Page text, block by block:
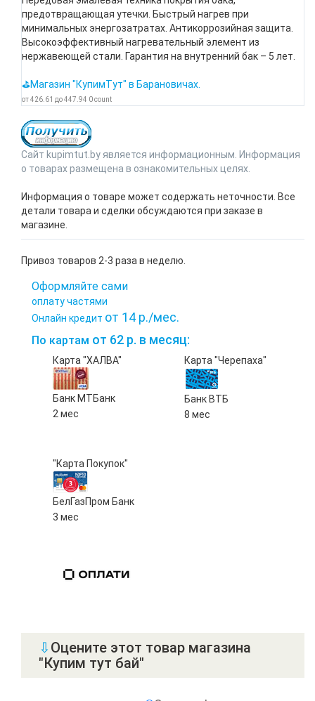
предотвращающая утечки. Быстрый нагрев при
минимальных энергозатратах. Антикоррозийная защита.
Высокоэффективный нагревательный элемент из
нержавеющей стали. Гарантия на внутренний бак – 5 лет.
⛳Магазин "КупимТут" в Барановичах.
от426.61 до447.94 0count
Сайт kupimtut.by является информационным. Информация
о товарах размещена в ознакомительных целях.
Информация о товаре может содержать неточности. Все
детали товара и сделки обсуждаются при заказе в
магазине.
Привоз товаров 2-3 раза в неделю.
Оформляйте сами
оплату частями
Онлайн кредит от 14 р./мес.
По картам от 62 р. в месяц:
Карта "ХАЛВА"
Банк МТБанк
2 мес
Карта "Черепаха"
Банк ВТБ
8 мес
"Карта Покупок"
БелГазПром Банк
3 мес
⇩ Оцените этот товар магазина
"Купим тут бай"